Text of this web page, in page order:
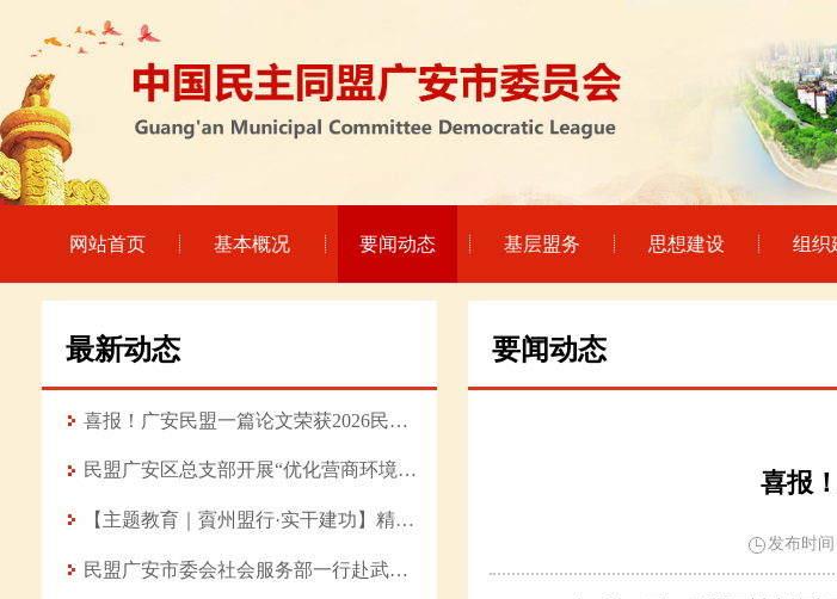
网站首页 基本概况 要闻动态 基层盟务 思想建设 组织
最新动态
喜报！广安民盟一篇论文荣获2026民盟科技 论坛优秀论文
民盟广安区总支部开展“优化营商环境赋能产业强基 推动高质量发展”专题调研
【主题教育｜賨州盟行·实干建功】精研医术守初心 履职担当践使命——记民盟盟员、武胜县中医医院普外科主治医师陈旭
民盟广安市委会社会服务部一行赴武胜县开展“八一”慰问活动
要闻动态
喜报
发布时间